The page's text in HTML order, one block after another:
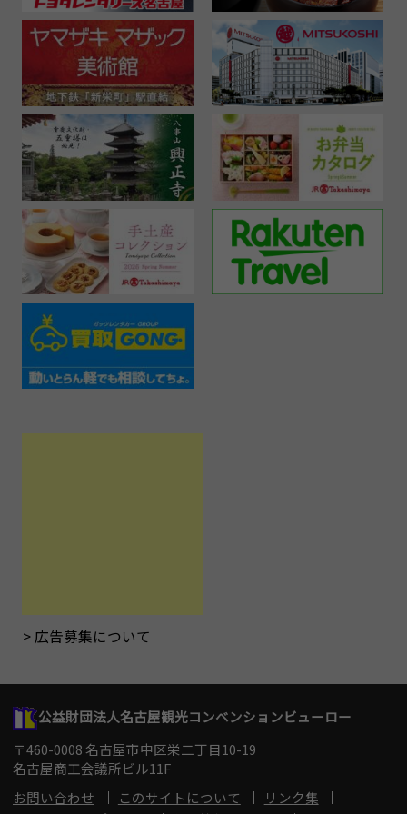
広告募集について
公益財団法人名古屋観光コンベンションビューロー
〒460-0008 名古屋市中区栄二丁目10-19
名古屋商工会議所ビル11F
お問い合わせ
このサイトについて
リンク集